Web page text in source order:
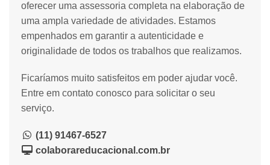
oferecer uma assessoria completa na elaboração de
uma ampla variedade de atividades. Estamos
empenhados em garantir a autenticidade e
originalidade de todos os trabalhos que realizamos.
Ficaríamos muito satisfeitos em poder ajudar você.
Entre em contato conosco para solicitar o seu
serviço.
(11) 91467-6527
colaborareducacional.com.br